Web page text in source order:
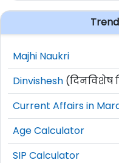
Majhi Naukri
Dinvishesh (दिनविशेष
Current Affairs in
Age Calculator
SIP Calculator